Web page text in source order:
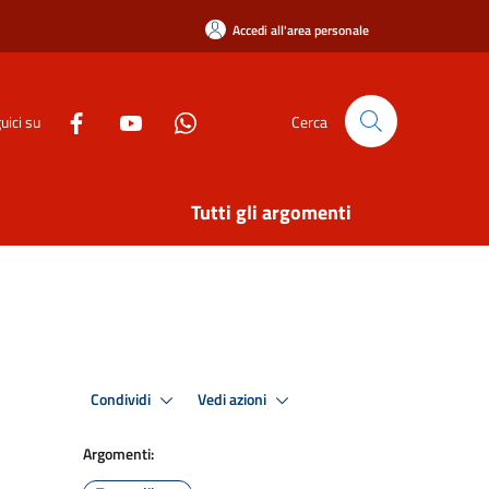
Accedi all'area personale
su Cerca
Tutti gli argomenti
Condividi Vedi azioni
Argomenti: